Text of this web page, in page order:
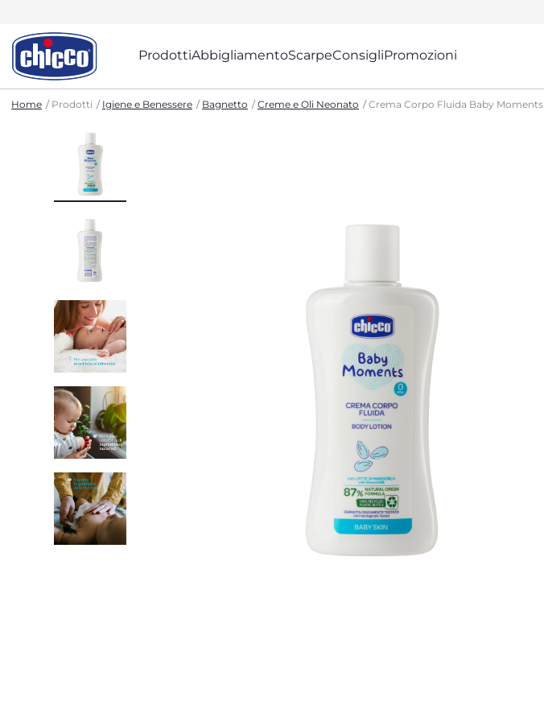
ProdottiAbbigliamentoScarpeConsigliPromozioni
Home Prodotti Igiene e Benessere Bagnetto Creme e Oli Neonato Crema Corpo Fluida Baby Moments